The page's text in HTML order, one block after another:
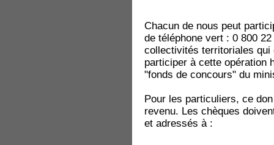
Chacun de nous peut
de téléphone vert : 0 800
collectivités territoriales qui
participer à cette opération
"fonds de concours" du
Pour les particuliers, ce
revenu. Les chèques
et adressés à :